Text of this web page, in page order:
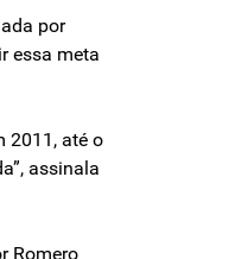
por
essa meta
2011, até o
assinala
Romero